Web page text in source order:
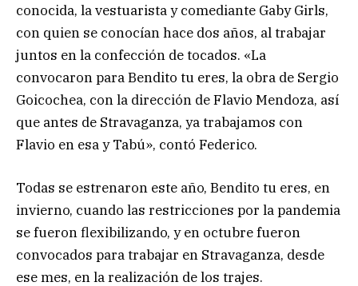
conocida, la vestuarista y comediante Gaby Girls,
con quien se conocían hace dos años, al trabajar
juntos en la confección de tocados. «La
convocaron para Bendito tu eres, la obra de Sergio
Goicochea, con la dirección de Flavio Mendoza, así
que antes de Stravaganza, ya trabajamos con
Flavio en esa y Tabú», contó Federico.
Todas se estrenaron este año, Bendito tu eres, en
invierno, cuando las restricciones por la pandemia
se fueron flexibilizando, y en octubre fueron
convocados para trabajar en Stravaganza, desde
ese mes, en la realización de los trajes.